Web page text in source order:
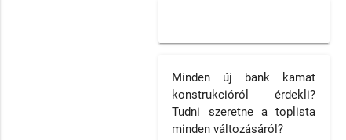
Minden új bank kamat
konstrukcióról érdekli?
Tudni szeretne a toplista
minden változásáról?